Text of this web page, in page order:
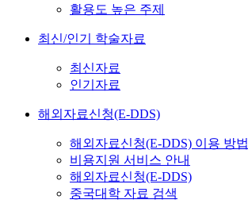
활용도 높은 주제
최신/인기 학술자료
최신자료
인기자료
해외자료신청(E-DDS)
해외자료신청(E-DDS) 이용 방법
비용지원 서비스 안내
해외자료신청(E-DDS)
중국대학 자료 검색